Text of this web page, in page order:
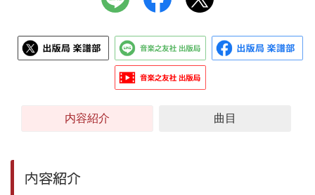
内容紹介 曲目
内容紹介